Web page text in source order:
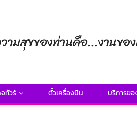
ทัวร์ ตั๋วเครื่องบิน บริการขอ